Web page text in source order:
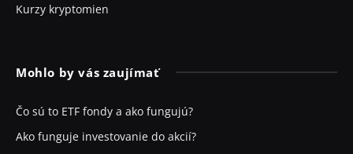
Kurzy kryptomien
Mohlo by vás zaujímať
Čo sú to ETF fondy a ako fungujú?
Ako funguje investovanie do akcií?